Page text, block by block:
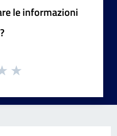
le informazioni